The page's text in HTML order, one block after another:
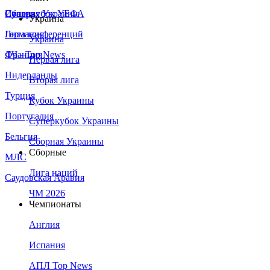
Сборная Украины
Италия
Германия
Франция
Нидерланды
Турция
Португалия
Бельгия
МЛС
Саудовская Аравия
Суперкубок УЕФА
Лига конференций
ЛЧ - Top News
Украина
Украина
Первая лига
Вторая лига
Кубок Украины
Суперкубок Украины
Сборная Украины
Сборные
Лига наций
ЧМ 2026
Чемпионаты
Англия
Испания
АПЛ Top News